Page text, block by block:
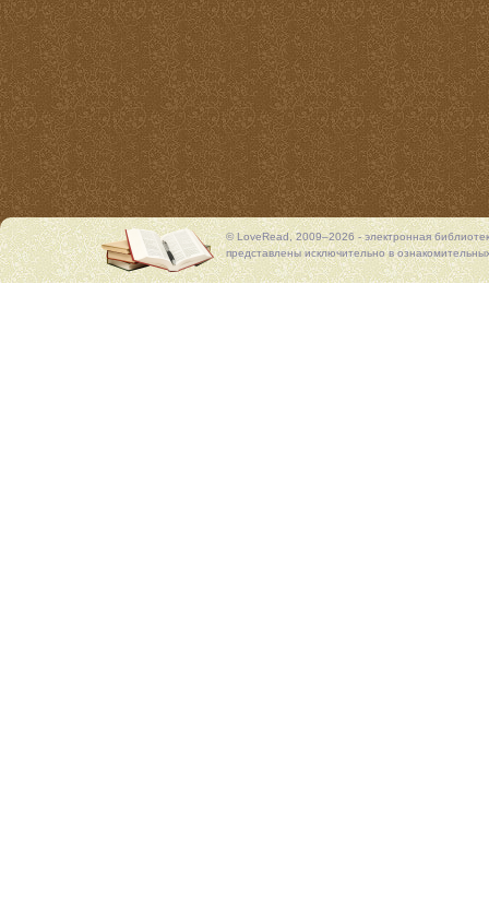
© LoveRead, 2009–2026 - электронная
представлены исключительно в